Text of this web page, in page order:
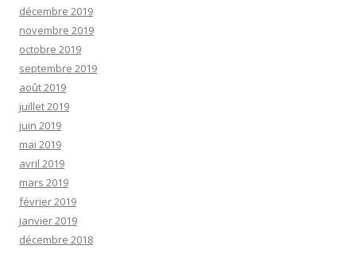
décembre 2019
novembre 2019
octobre 2019
septembre 2019
août 2019
juillet 2019
juin 2019
mai 2019
avril 2019
mars 2019
février 2019
janvier 2019
décembre 2018